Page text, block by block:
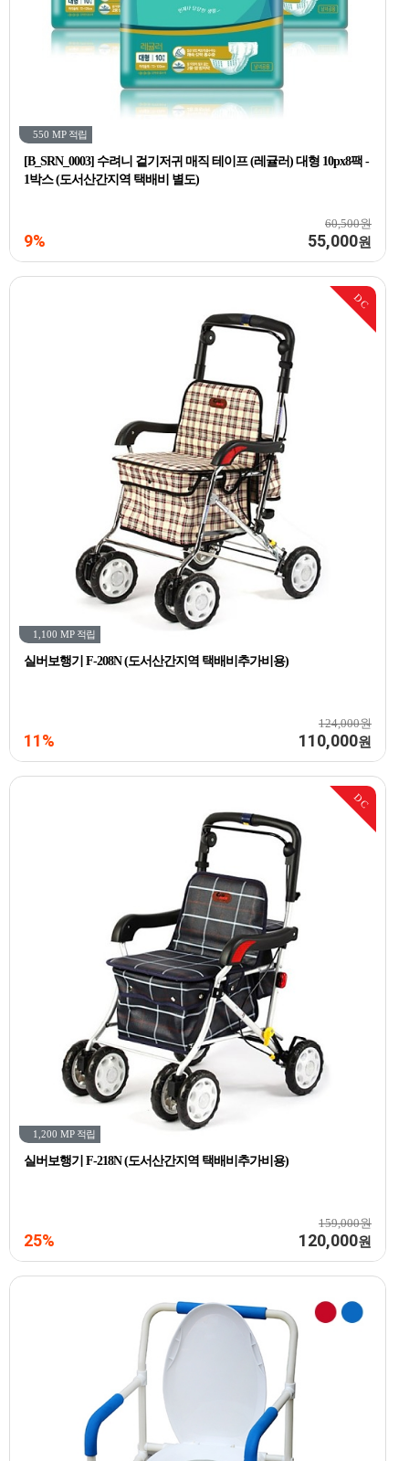
550 MP 적립
[B_SRN_0003] 수려니 겉기저귀 매직 테이프 (레귤러) 대형 10px8팩 -
1박스 (도서산간지역 택배비 별도)
60,500원
9% 55,000원
DC
1,100 MP 적립
실버보행기 F-208N (도서산간지역 택배비추가비용)
124,000원
11% 110,000원
DC
1,200 MP 적립
실버보행기 F-218N (도서산간지역 택배비추가비용)
159,000원
25% 120,000원